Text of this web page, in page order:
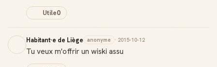
Utile0
Habitant·e de Liège anonyme · 2015-10-12
Tu veux m'offrir un wiski assu